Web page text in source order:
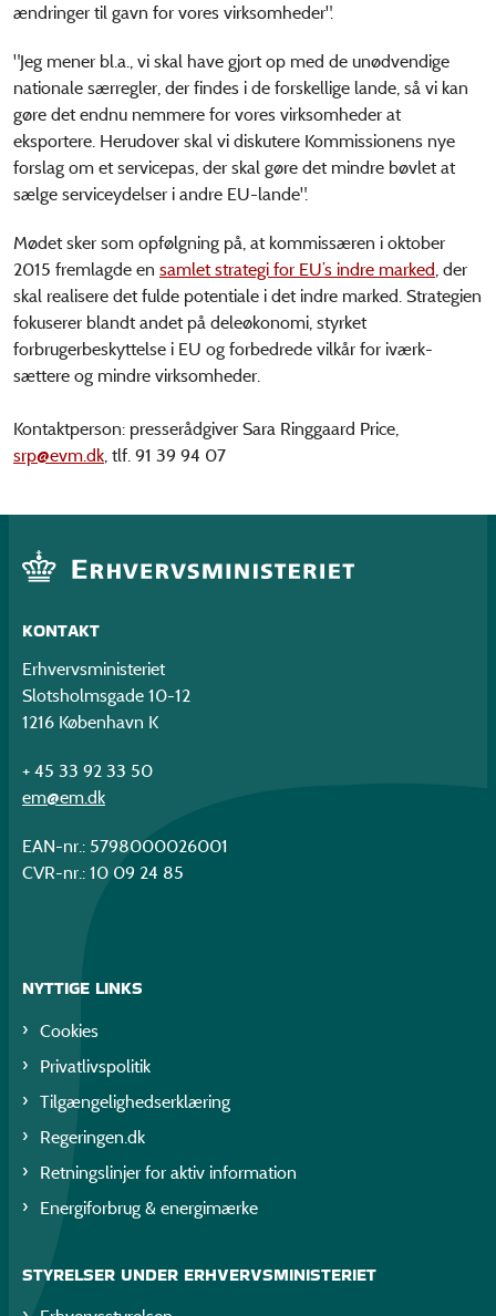
ændringer til gavn for vores virksomheder".
"Jeg mener bl.a., vi skal have gjort op med de unødvendige
nationale særregler, der findes i de forskellige lande, så vi kan
gøre det endnu nemmere for vores virksomheder at
eksportere. Herudover skal vi diskutere Kommissionens nye
forslag om et servicepas, der skal gøre det mindre bøvlet at
sælge serviceydelser i andre EU-lande".
Mødet sker som opfølgning på, at kommissæren i oktober
2015 fremlagde en samlet strategi for EU’s indre marked, der
skal realisere det fulde potentiale i det indre marked. Strategien
fokuserer blandt andet på deleøkonomi, styrket
forbrugerbeskyttelse i EU og forbedrede vilkår for iværk-
sættere og mindre virksomheder.
Kontaktperson: presserådgiver Sara Ringgaard Price,
srp@evm.dk, tlf. 91 39 94 07
KONTAKT
Erhvervsministeriet
Slotsholmsgade 10-12
1216 København K
+ 45 33 92 33 50
em@em.dk
EAN-nr.: 5798000026001
CVR-nr.: 10 09 24 85
NYTTIGE LINKS
Cookies
Privatlivspolitik
Tilgængelighedserklæring
Regeringen.dk
Retningslinjer for aktiv information
Energiforbrug & energimærke
STYRELSER UNDER ERHVERVSMINISTERIET